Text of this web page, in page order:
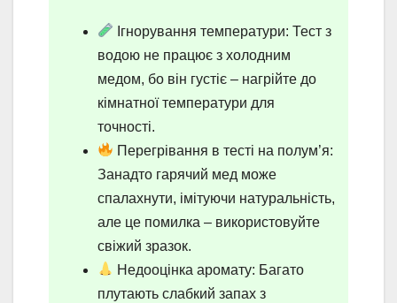
Ігнорування температури: Тест з
водою не працює з холодним
медом, бо він густіє – нагрійте до
кімнатної температури для
точності.
Перегрівання в тесті на полум’я:
Занадто гарячий мед може
спалахнути, імітуючи натуральність,
але це помилка – використовуйте
свіжий зразок.
Недооцінка аромату: Багато
плутають слабкий запах з